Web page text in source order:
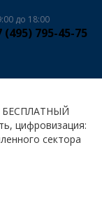
до 18:00
(495) 795-45-75
БЕСПЛАТНЫЙ
цифровизация:
сектора